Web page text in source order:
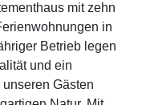
mit zehn
in
Betrieb legen
und ein
Gästen